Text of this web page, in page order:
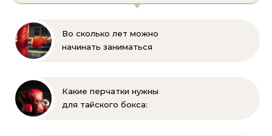
Во сколько лет можно
начинать заниматься
советы тренеров
Какие перчатки нужны
для тайского бокса: